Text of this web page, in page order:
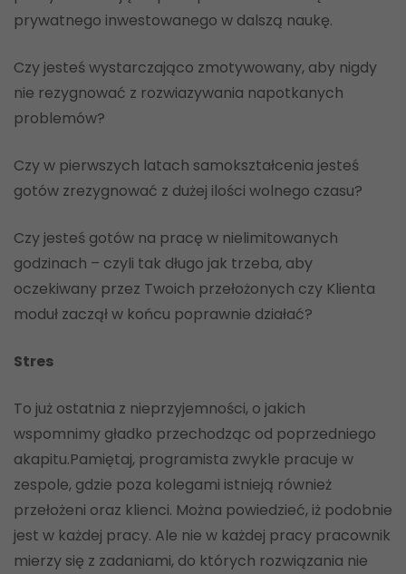
prywatnego inwestowanego w dalszą naukę.
Czy jesteś wystarczająco zmotywowany, aby nigdy
nie rezygnować z rozwiazywania napotkanych
problemów?
Czy w pierwszych latach samokształcenia jesteś
gotów zrezygnować z dużej ilości wolnego czasu?
Czy jesteś gotów na pracę w nielimitowanych
godzinach – czyli tak długo jak trzeba, aby
oczekiwany przez Twoich przełożonych czy Klienta
moduł zaczął w końcu poprawnie działać?
Stres
To już ostatnia z nieprzyjemności, o jakich
wspomnimy gładko przechodząc od poprzedniego
akapitu.Pamiętaj, programista zwykle pracuje w
zespole, gdzie poza kolegami istnieją również
przełożeni oraz klienci. Można powiedzieć, iż podobnie
jest w każdej pracy. Ale nie w każdej pracy pracownik
mierzy się z zadaniami, do których rozwiązania nie